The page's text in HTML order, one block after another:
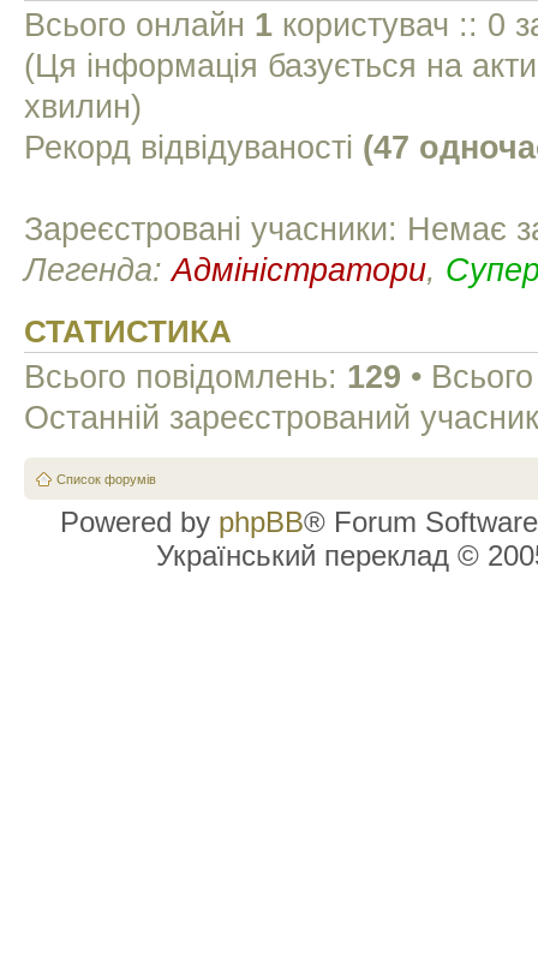
Всього онлайн 1 користувач :: 0
(Ця інформація базується на
хвилин)
Рекорд відвідуваності (47
Зареєстровані учасники: Немає
Легенда:Адміністратори,
СТАТИСТИКА
Всього повідомлень: 129 •
Останній зареєстрований
Список форумів
Powered by phpBB® Forum
Український переклад ©